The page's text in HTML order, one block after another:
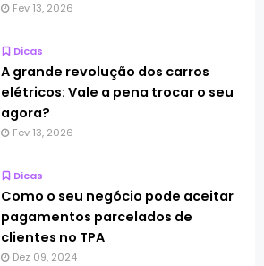
Fev 13, 2026
Dicas
A grande revolução dos carros
elétricos: Vale a pena trocar o seu
agora?
Fev 13, 2026
Dicas
Como o seu negócio pode aceitar
pagamentos parcelados de
clientes no TPA
Dez 09, 2024